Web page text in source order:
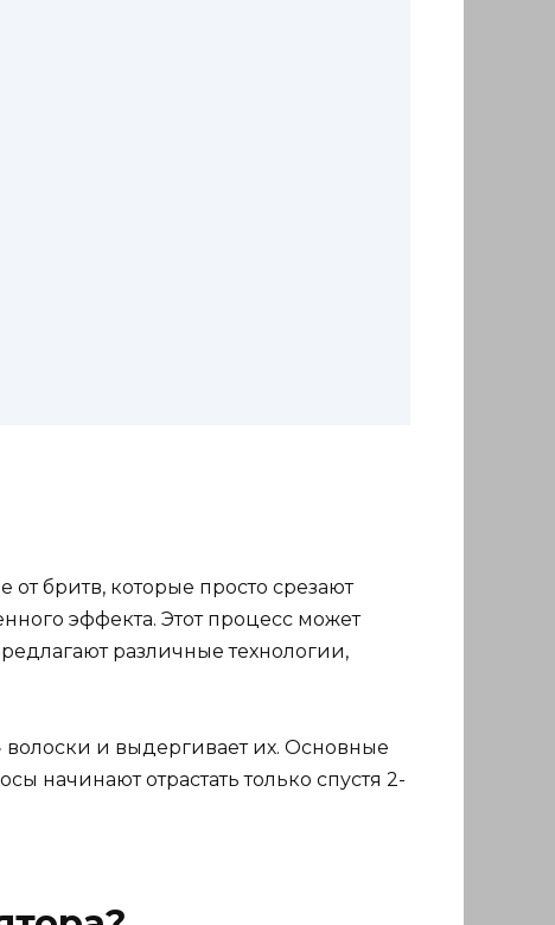
бритв, которые просто срезают
эффекта. Этот процесс может
различные технологии,
и выдергивает их. Основные
начинают отрастать только спустя 2-